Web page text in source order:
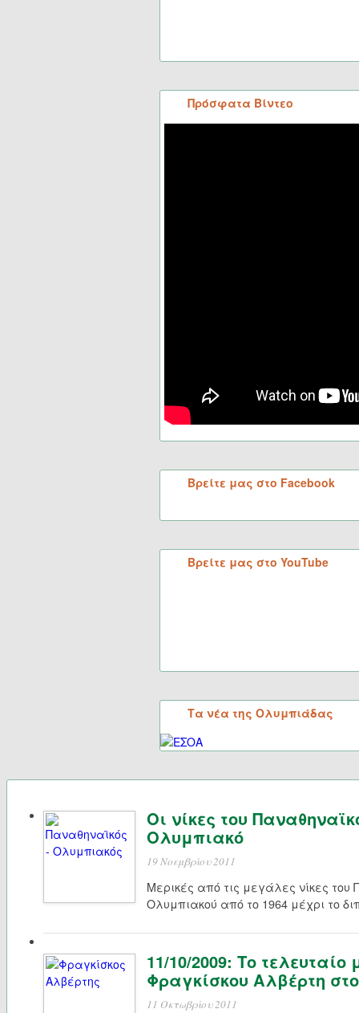
Πρόσφατα Βίντεο
Βρείτε μας στο Facebook
Βρείτε μας στο YouTube
Τα νέα της Ολυμπιάδας
Οι νίκες του
Ολυμπιακό
19 Νοεμβρίου 2011
Μερικές από τις μεγάλες νίκες του
Ολυμπιακού από το 1964 μέχρι το
11/10/2009: Το τελευταίο
Φραγκίσκου Αλβέρτη
11 Οκτωβρίου 2011